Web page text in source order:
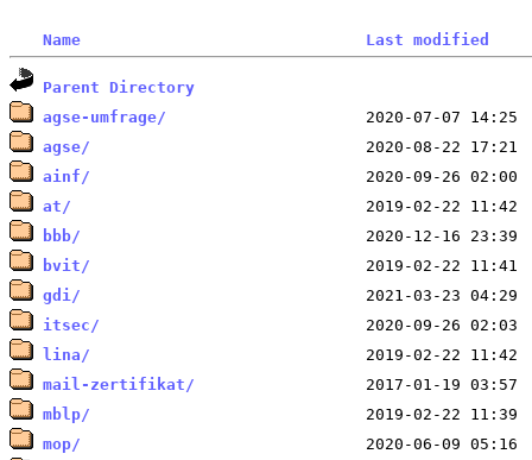
Name Last modified
Parent Directory
agse-umfrage/
agse/
ainf/
at/
bbb/
bvit/
gdi/
itsec/
lina/
mail-zertifikat/
mblp/
mop/